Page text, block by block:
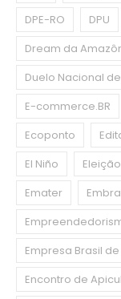
DPE-RO
DPU
Dream da
Duelo Nacional de
E-commerce.BR
Ecoponto
El Niño
Eleição
Emater
Empresa Brasil
Encontro de